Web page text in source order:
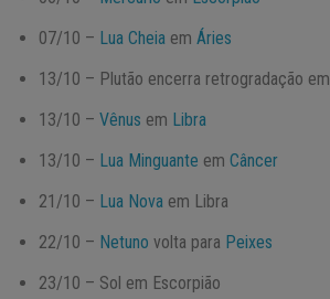
07/10 – Lua Cheia em Áries
13/10 – Plutão encerra retrogradação em
13/10 – Vênus em Libra
13/10 – Lua Minguante em Câncer
21/10 – Lua Nova em Libra
22/10 – Netuno volta para Peixes
23/10 – Sol em Escorpião